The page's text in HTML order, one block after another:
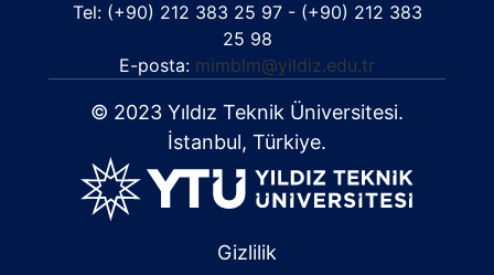
Tel: (+90) 212 383 25 97 - (+90) 212 383
25 98
E-posta: mimblm@yildiz.edu.tr
© 2023 Yıldız Teknik Üniversitesi.
İstanbul, Türkiye.
Gizlilik